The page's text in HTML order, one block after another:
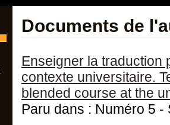
Documents de
Enseigner la traduction
contexte universitaire.
blended course at the
Paru dans : Numéro 5 -